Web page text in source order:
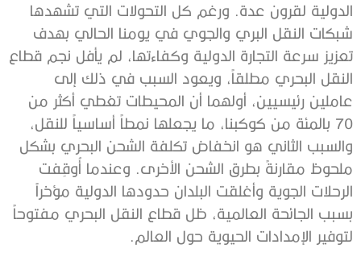
الدولية لقرون عدة. ورغم كل التحولات التي تشهدها
شبكات النقل البري والجوي في يومنا الحالي بهدف
تعزيز سرعة التجارة الدولية وكفاءتها، لم يأفل نجم قطاع
النقل البحري مطلقاً، ويعود السبب في ذلك إلى
عاملين رئيسيين، أولهما أن المحيطات تغطي أكثر من
70 بالمئة من كوكبنا، ما يجعلها نمطاً أساسياً للنقل،
والسبب الثاني هو انخفاض تكلفة الشحن البحري بشكل
ملحوظ مقارنةً بطرق الشحن الأخرى. وعندما أُوقِفت
الرحلات الجوية وأغلقت البلدان حدودها الدولية مؤخراً
بسبب الجائحة العالمية، ظل قطاع النقل البحري مفتوحاً
لتوفير الإمدادات الحيوية حول العالم.